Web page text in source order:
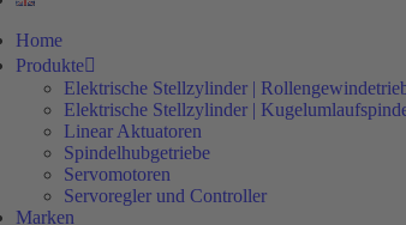
Home
Produkte
Elektrische Stellzylinder |
Elektrische Stellzylinder |
Linear Aktuatoren
Spindelhubgetriebe
Servomotoren
Servoregler und Controller
Marken